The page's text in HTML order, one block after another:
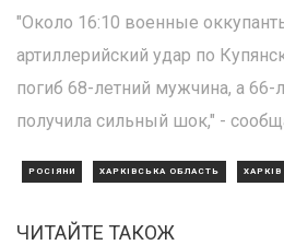
"Около 16:10 военные
артиллерийский удар по
погиб 68-летний мужчина, а
получила сильный шок," -
РОСІЯНИ ХАРКІВСЬКА ОБЛАСТЬ ХАРКІВ
ЧИТАЙТЕ ТАКОЖ